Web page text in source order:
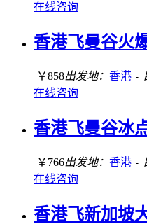
在线咨询
香港飞曼谷火
￥858出发地： 香港 -
在线咨询
香港飞曼谷冰
￥766出发地： 香港 -
在线咨询
香港飞新加坡